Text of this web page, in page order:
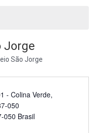
Jorge
São Jorge
- Colina Verde,
050
050 Brasil